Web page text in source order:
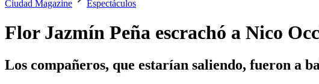
Ciudad Magazine Espectáculos
Flor Jazmín Peña escrachó a Nico
Los compañeros, que estarían saliendo, fueron a